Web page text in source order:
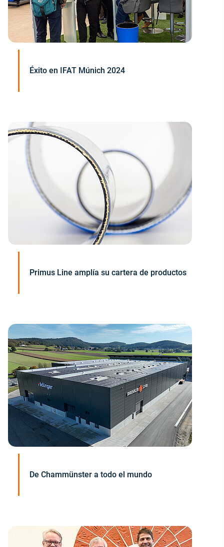
Éxito en IFAT Múnich 2024
Primus Line amplía su cartera de productos
De Chammünster a todo el mundo